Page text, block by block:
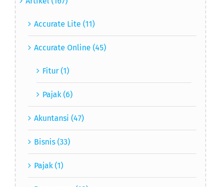
Accurate Online (45)
Pajak (6)
Akuntansi (47)
Bisnis (33)
Pajak (1)
Pemasaran (10)